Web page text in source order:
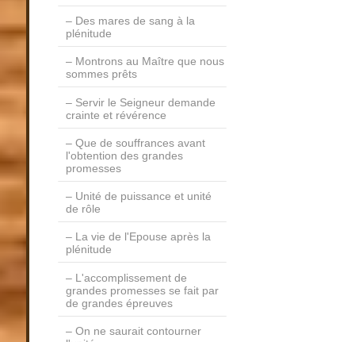
Des mares de sang à la
plénitude
Montrons au Maître que nous
sommes prêts
Servir le Seigneur demande
crainte et révérence
Que de souffrances avant
l'obtention des grandes
promesses
Unité de puissance et unité
de rôle
La vie de l'Epouse après la
plénitude
L'accomplissement de
grandes promesses se fait par
de grandes épreuves
On ne saurait contourner